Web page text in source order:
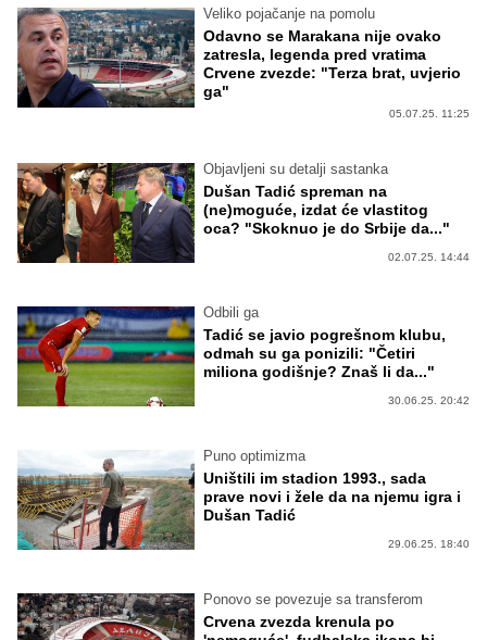
Veliko pojačanje na pomolu
Odavno se Marakana nije ovako
zatresla, legenda pred vratima
Crvene zvezde: "Terza brat, uvjerio
ga"
05.07.25. 11:25
Objavljeni su detalji sastanka
Dušan Tadić spreman na
(ne)moguće, izdat će vlastitog
oca? "Skoknuo je do Srbije da..."
02.07.25. 14:44
Odbili ga
Tadić se javio pogrešnom klubu,
odmah su ga ponizili: "Četiri
miliona godišnje? Znaš li da..."
30.06.25. 20:42
Puno optimizma
Uništili im stadion 1993., sada
prave novi i žele da na njemu igra i
Dušan Tadić
29.06.25. 18:40
Ponovo se povezuje sa transferom
Crvena zvezda krenula po